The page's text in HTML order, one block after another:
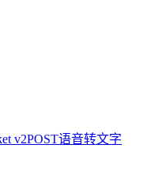
v2POST语音转文字